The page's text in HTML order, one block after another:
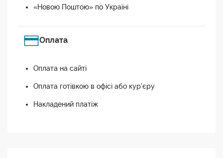
«Новою Поштою» по Україні
Оплата
Оплата на сайті
Оплата готівкою в офісі або кур'єру
Накладений платіж